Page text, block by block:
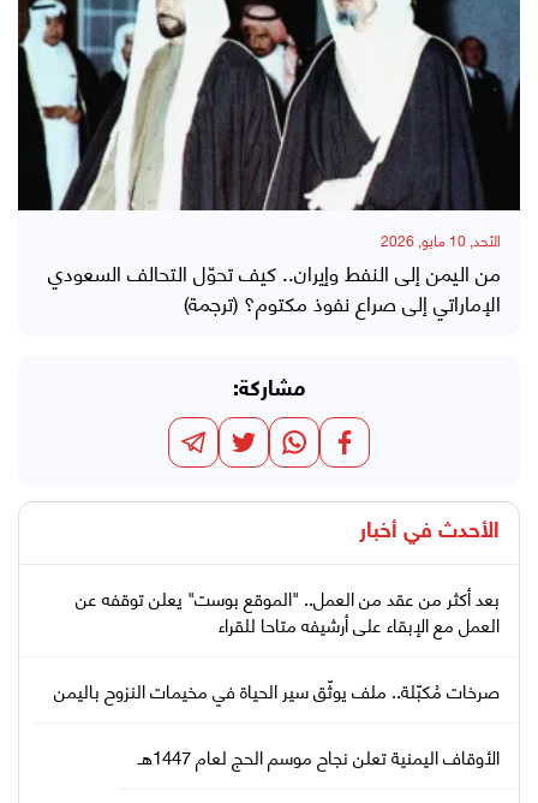
الأحد, 10 مايو, 2026
من اليمن إلى النفط وإيران.. كيف تحوّل التحالف السعودي
الإماراتي إلى صراع نفوذ مكتوم؟ (ترجمة)
مشاركة:
الأحدث في أخبار
بعد أكثر من عقد من العمل.. "الموقع بوست" يعلن توقفه عن
العمل مع الإبقاء على أرشيفه متاحا للقراء
صرخات مُكبّلة.. ملف يوثّق سير الحياة في مخيمات النزوح باليمن
الأوقاف اليمنية تعلن نجاح موسم الحج لعام 1447هـ